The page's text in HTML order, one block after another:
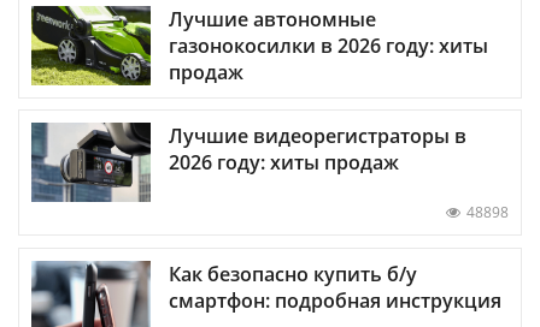
Лучшие автономные
газонокосилки в 2026 году: хиты
продаж
Лучшие видеорегистраторы в
2026 году: хиты продаж
48898
Как безопасно купить б/у
смартфон: подробная инструкция